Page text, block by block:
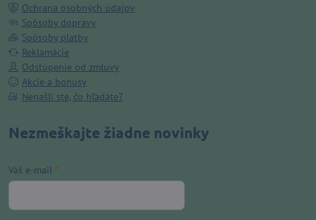
Ochrana osobných údajov
Spôsoby dopravy
Spôsoby platby
Reklamácie
Odstúpenie od zmluvy
Akcie a bonusy
Nenašli ste, čo hľadáte?
Nezmeškajte žiadne novinky
Váš e-mail *